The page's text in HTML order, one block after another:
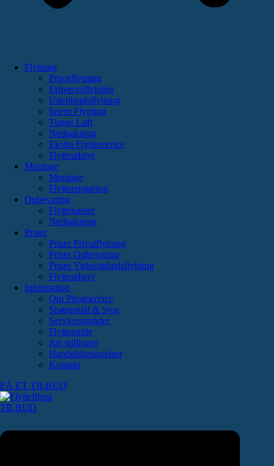
Flytning
Privatflytning
Erhvervsflytning
Udenlandsflytning
Intern Flytning
Tunge Løft
Nedpakning
Ekstra Flytteservice
Flytteudstyr
Montage
Montage
Flytterengøring
Opbevaring
Flyttekasser
Nedpakning
Priser
Priser Privatflytning
Priser Opbevaring
Priser Virksomhedsflytning
Flytteudstyr
Information
Om Plingservice
Spørgsmål & Svar
Serviceområder
Flytteguide
Job stillinger
Handelsbetingelser
Kontakt
FÅ ET TILBUD
TILBUD